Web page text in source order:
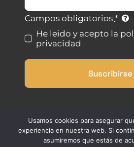
Contacto
Ley de cookies
Desistimiento
Campos obligatorios *
He leido y acepto la
privacidad
Suscribirse
Usamos cookies para asegurar
experiencia en nuestra web. Si
asumiremos que estás de